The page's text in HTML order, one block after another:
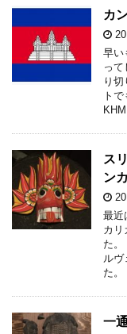
カ
早い
っ
り
ト
ス
ン
最近
カリ
た。
ル
た。
一